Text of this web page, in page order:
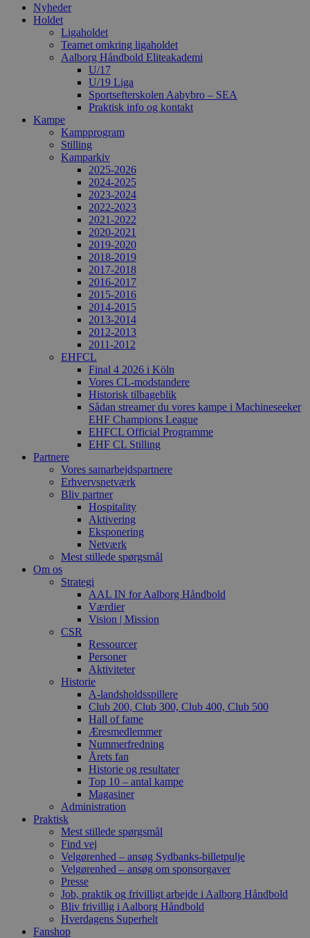
Nyheder
Holdet
Ligaholdet
Teamet omkring ligaholdet
Aalborg Håndbold Eliteakademi
U/17
U/19 Liga
Sportsefterskolen Aabybro – SEA
Praktisk info og kontakt
Kampe
Kampprogram
Stilling
Kamparkiv
2025-2026
2024-2025
2023-2024
2022-2023
2021-2022
2020-2021
2019-2020
2018-2019
2017-2018
2016-2017
2015-2016
2014-2015
2013-2014
2012-2013
2011-2012
EHFCL
Final 4 2026 i Köln
Vores CL-modstandere
Historisk tilbageblik
Sådan streamer du vores kampe i Machineseeker
EHF Champions League
EHFCL Official Programme
EHF CL Stilling
Partnere
Vores samarbejdspartnere
Erhvervsnetværk
Bliv partner
Hospitality
Aktivering
Eksponering
Netværk
Mest stillede spørgsmål
Om os
Strategi
AAL IN for Aalborg Håndbold
Værdier
Vision | Mission
CSR
Ressourcer
Personer
Aktiviteter
Historie
A-landsholdsspillere
Club 200, Club 300, Club 400, Club 500
Hall of fame
Æresmedlemmer
Nummerfredning
Årets fan
Historie og resultater
Top 10 – antal kampe
Magasiner
Administration
Praktisk
Mest stillede spørgsmål
Find vej
Velgørenhed – ansøg Sydbanks-billetpulje
Velgørenhed – ansøg om sponsorgaver
Presse
Job, praktik og frivilligt arbejde i Aalborg Håndbold
Bliv frivillig i Aalborg Håndbold
Hverdagens Superhelt
Fanshop